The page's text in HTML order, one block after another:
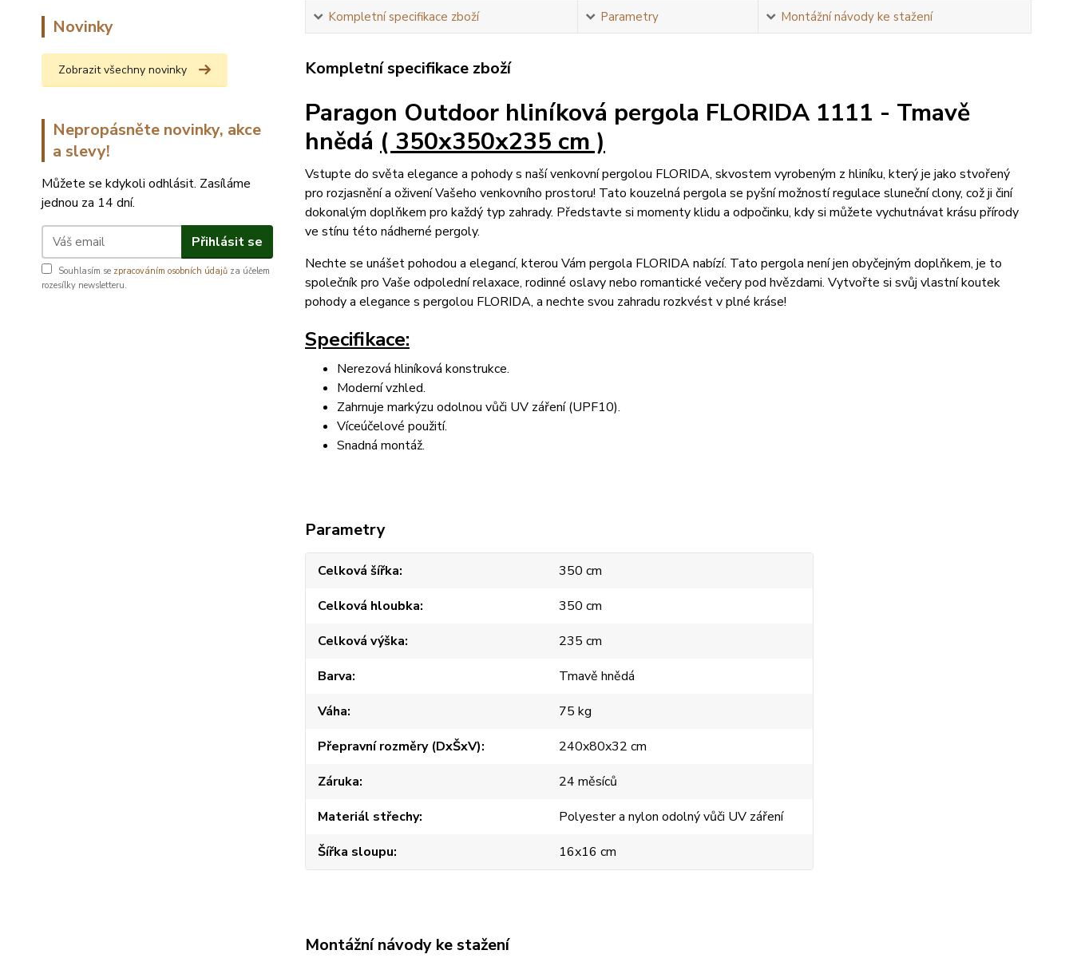
Novinky
Zobrazit všechny novinky
Nepropásněte novinky, akce
a slevy!
Můžete se kdykoli odhlásit. Zasíláme
jednou za 14 dní.
Přihlásit se
Souhlasím se zpracováním osobních údajů za účelem
rozesílky newsletteru.
Kompletní specifikace zboží Parametry Montážní návody ke stažení
Kompletní specifikace zboží
Paragon Outdoor hliníková pergola FLORIDA 1111 - Tmavě
hnědá ( 350x350x235 cm )
Vstupte do světa elegance a pohody s naší venkovní pergolou FLORIDA, skvostem vyrobeným z hliníku, který je jako stvořený
pro rozjasnění a oživení Vašeho venkovního prostoru! Tato kouzelná pergola se pyšní možností regulace sluneční clony, což ji činí
dokonalým doplňkem pro každý typ zahrady. Představte si momenty klidu a odpočinku, kdy si můžete vychutnávat krásu přírody
ve stínu této nádherné pergoly.
Nechte se unášet pohodou a elegancí, kterou Vám pergola FLORIDA nabízí. Tato pergola není jen obyčejným doplňkem, je to
společník pro Vaše odpolední relaxace, rodinné oslavy nebo romantické večery pod hvězdami. Vytvořte si svůj vlastní koutek
pohody a elegance s pergolou FLORIDA, a nechte svou zahradu rozkvést v plné kráse!
Specifikace:
Nerezová hliníková konstrukce.
Moderní vzhled.
Zahrnuje markýzu odolnou vůči UV záření (UPF10).
Víceúčelové použití.
Snadná montáž.
Parametry
Celková šířka
350 cm
Celková hloubka
350 cm
Celková výška
235 cm
Barva
Tmavě hnědá
Váha
75 kg
Přepravní rozměry (DxŠxV)
240x80x32 cm
Záruka
24 měsíců
Materiál střechy
Polyester a nylon odolný vůči UV záření
Šířka sloupu
16x16 cm
Montážní návody ke stažení